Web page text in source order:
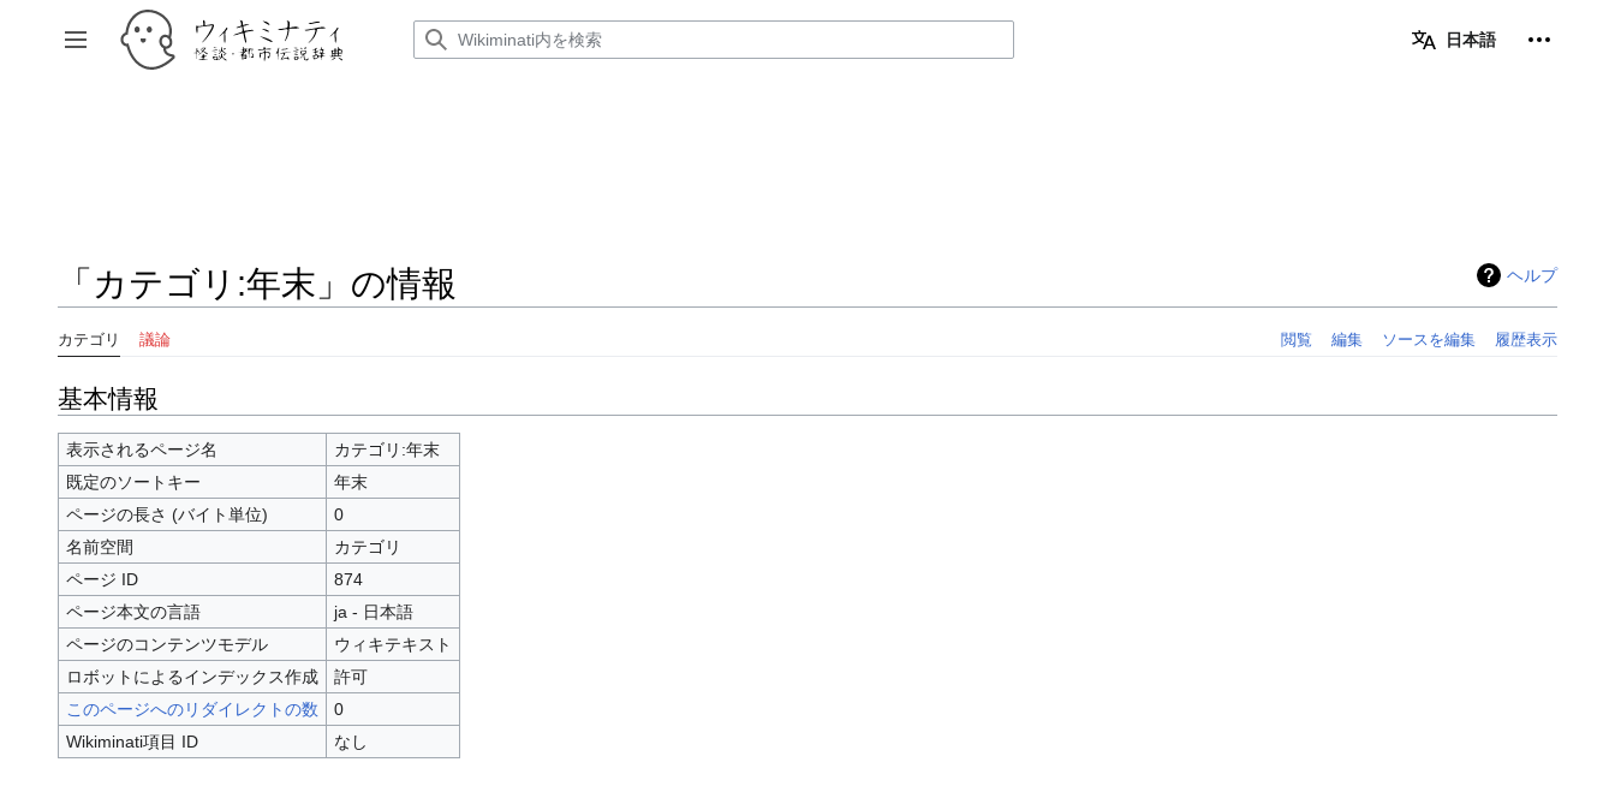
ン
サイドバーの切り替え 日本語 個人用ツ
ヘルプ
「カテゴリ:年末」の情報
カテゴリ 議論 閲覧 編集 ソースを編集 履歴表示
基本情報
表示されるページ名
カテゴリ:年末
既定のソートキー
年末
ページの長さ (バイト単位)
0
名前空間
カテゴリ
ページ ID
874
ページ本文の言語
ja - 日本語
ページのコンテンツモデル
ウィキテキスト
ロボットによるインデックス作成
許可
このページへのリダイレクトの数
0
Wikiminati項目 ID
なし